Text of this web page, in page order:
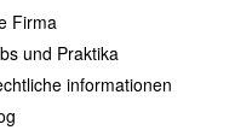
Firma
und Praktika
informationen